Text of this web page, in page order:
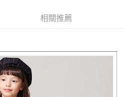
上)免運費
上)免運費
相關推薦